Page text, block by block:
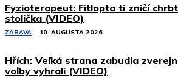
Fyzioterapeut: Fitlopta ti zničí
stolička (VIDEO)
ZÁBAVA 10. AUGUSTA 2026
Hřích: Veľká strana zabudla
voľby vyhrali (VIDEO)